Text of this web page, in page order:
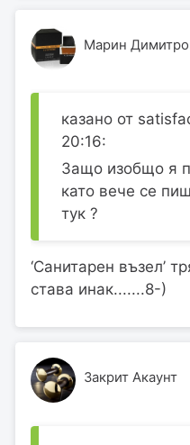
Марин
казано от
20:16:
Защо изобщо я
като вече се
тук ?
‘Санитарен възел’
става инак.......8-)
Закрит Акаунт